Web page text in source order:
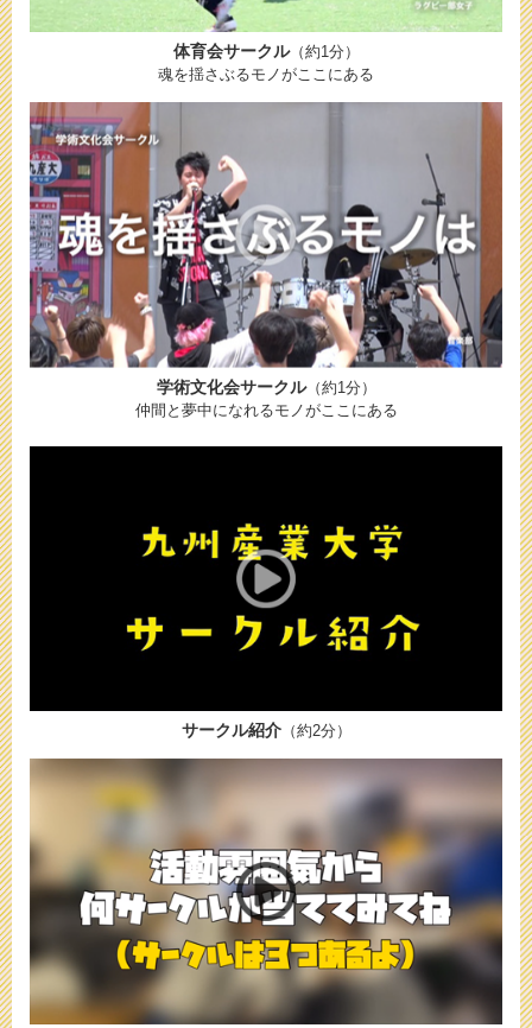
体育会サークル（約1分）
魂を揺さぶるモノがここにある
学術文化会サークル（約1分）
仲間と夢中になれるモノがここにある
サークル紹介（約2分）